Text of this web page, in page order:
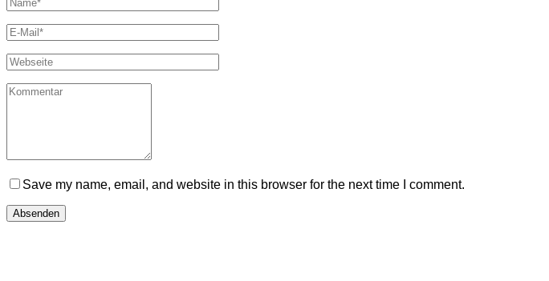
Save my name, email, and website in this browser for the next time I comment.